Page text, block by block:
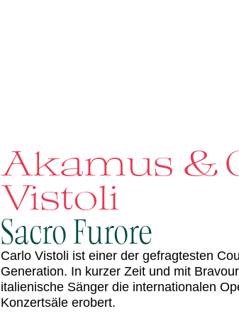
Akamus &
Vistoli
Sacro Furore
Carlo Vistoli ist einer der gefragtesten
Generation. In kurzer Zeit und mit
italienische Sänger die internationalen
Konzertsäle erobert.